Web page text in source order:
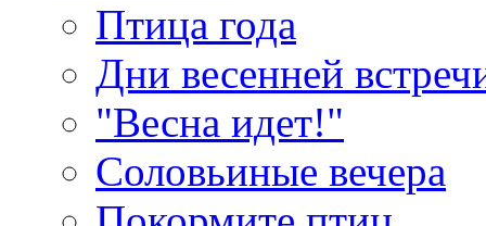
Птица года
Дни весенней
"Весна идет!"
Соловьиные вечера